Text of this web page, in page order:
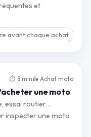
et
avant chaque achat
⏱ 8 min🛵 Achat moto
une moto
essai routier…
inspecter une moto